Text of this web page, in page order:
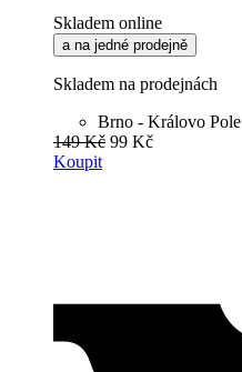
Skladem online
a na jedné prodejně
Skladem na prodejnách
Brno - Královo Pole
149 Kč 99 Kč
Koupit